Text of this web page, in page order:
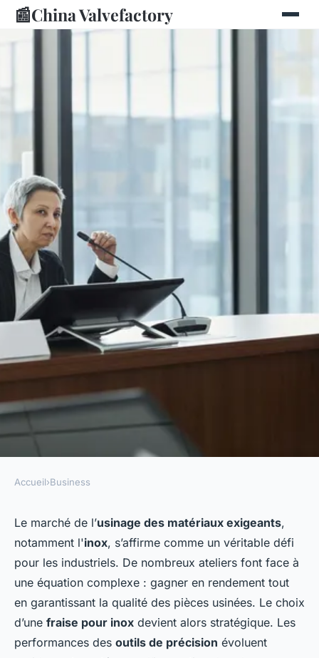
📰China Valvefactory
Comment choisir la meilleure
fraise pour inox : stratégies,
critères et recommandations
agent@linkuma.com•9 décembre 2025• 6 min de lecture
Accueil›Business
Le marché de l’usinage des matériaux exigeants,
notamment l'inox, s’affirme comme un véritable défi
pour les industriels. De nombreux ateliers font face à
une équation complexe : gagner en rendement tout
en garantissant la qualité des pièces usinées. Le choix
d’une fraise pour inox devient alors stratégique. Les
performances des outils de précision évoluent